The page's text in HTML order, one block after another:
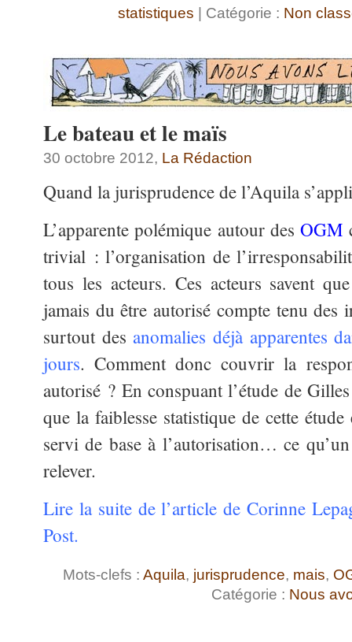
statistiques | Catégorie : Non
Le bateau et le maïs
30 octobre 2012, La Rédaction
Quand la jurisprudence de l’Aquila
L’apparente polémique autour des OGM
trivial : l’organisation de
tous les acteurs. Ces acteurs savent
jamais du être autorisé compte tenu des
surtout des anomalies déjà apparentes
jours. Comment donc couvrir la
autorisé ? En conspuant l’étude de
que la faiblesse statistique de cette
servi de base à l’autorisation… ce
relever.
Lire la suite de l’article de Corinne
Post.
Mots-clefs : Aquila, jurisprudence, mais,
Catégorie : Nous